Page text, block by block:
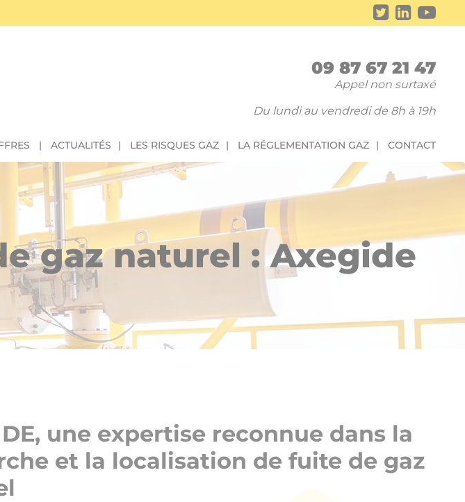
09 87 67 21 47
Appel non surtaxé
Du lundi au vendredi de 8h à 19h
ACTUALITÉS LES RISQUES GAZ LA RÉGLEMENTATION GAZ CONTACT
gaz naturel : Axegide
une expertise reconnue dans la
et la localisation de fuite de gaz